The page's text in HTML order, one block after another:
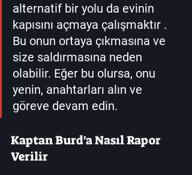
alternatif bir yolu da evinin
kapısını açmaya çalışmaktır .
Bu onun ortaya çıkmasına ve
size saldırmasına neden
olabilir. Eğer bu olursa, onu
yenin, anahtarları alın ve
göreve devam edin.
Kaptan Burd'a Nasıl Rapor
Verilir